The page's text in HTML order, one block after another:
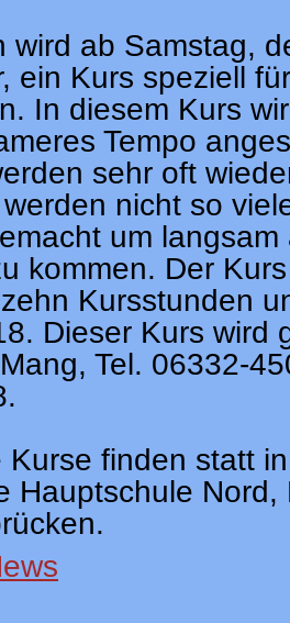
wird ab Samstag,
ein Kurs speziell
In diesem Kurs
Tempo
sehr oft
nicht so
um
kommen. Der
Kursstunden
Dieser Kurs wird
Tel. 06332-
Kurse finden statt
Hauptschule